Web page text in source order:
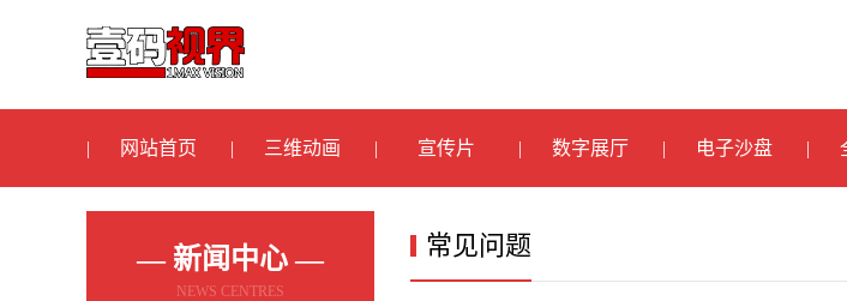
网站首页 三维动画 宣传片 数字展厅 电子沙盘
— 新闻中心 —
NEWS CENTRES
常见问题